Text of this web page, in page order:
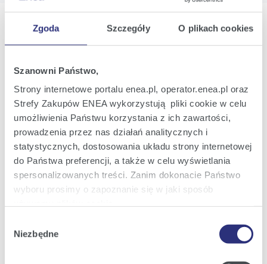
Zgoda Szczegóły O plikach cookies
Szanowni Państwo,
Strony internetowe portalu enea.pl, operator.enea.pl oraz
Strefy Zakupów ENEA wykorzystują pliki cookie w celu
umożliwienia Państwu korzystania z ich zawartości,
prowadzenia przez nas działań analitycznych i
statystycznych, dostosowania układu strony internetowej
do Państwa preferencji, a także w celu wyświetlania
spersonalizowanych treści. Zanim dokonacie Państwo
wyboru prosimy o zapoznanie się w jaki sposób
Szczegółowe informacje na ten temat znajdziecie
Polityce
zgody
Niezbędne
Oferta
Oferta dla domu
Oferta dla Małych firm
Oferta dla Biznesu
Zielona energia Dla domu
Zielona energia dla Małych firm
Instytucje publiczne